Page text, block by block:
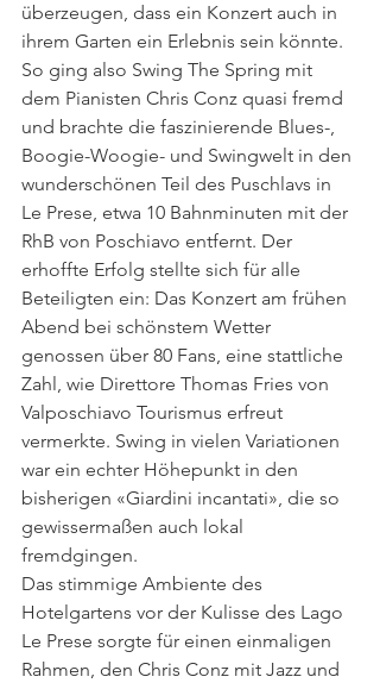
überzeugen, dass ein Konzert auch in
ihrem Garten ein Erlebnis sein könnte.
So ging also Swing The Spring mit
dem Pianisten Chris Conz quasi fremd
und brachte die faszinierende Blues-,
Boogie-Woogie- und Swingwelt in den
wunderschönen Teil des Puschlavs in
Le Prese, etwa 10 Bahnminuten mit der
RhB von Poschiavo entfernt. Der
erhoffte Erfolg stellte sich für alle
Beteiligten ein: Das Konzert am frühen
Abend bei schönstem Wetter
genossen über 80 Fans, eine stattliche
Zahl, wie Direttore Thomas Fries von
Valposchiavo Tourismus erfreut
vermerkte. Swing in vielen Variationen
war ein echter Höhepunkt in den
bisherigen «Giardini incantati», die so
gewissermaßen auch lokal
fremdgingen.
Das stimmige Ambiente des
Hotelgartens vor der Kulisse des Lago
Le Prese sorgte für einen einmaligen
Rahmen, den Chris Conz mit Jazz und